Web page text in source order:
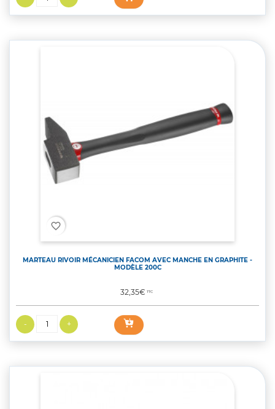
favorite_border
MARTEAU RIVOIR MÉCANICIEN FACOM AVEC MANCHE EN GRAPHITE -
MODÈLE 200C
Prix
32,35€TTC